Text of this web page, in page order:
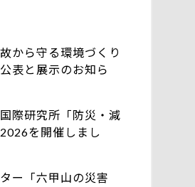
から守る環境づくり
表と展示のお知ら
際研究所「防災・減
を開催しまし
ー「六甲山の災害